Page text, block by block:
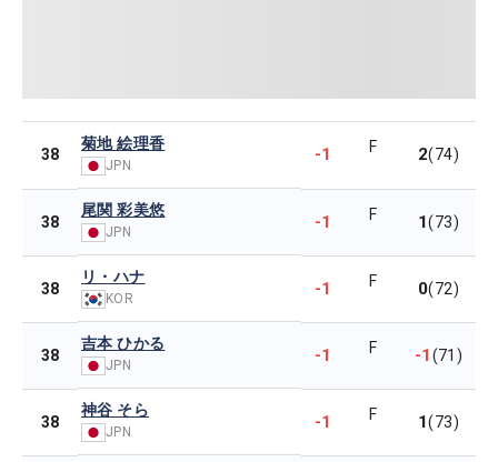
38
菊地 絵理香
JPN
-1 F 2(74)
38
尾関 彩美悠
JPN -1 F 1(73)
38
リ・ハナ
KOR -1 F 0(72)
38
吉本 ひかる
JPN -1 F -1(71)
38
神谷 そら
JPN -1 F 1(73)